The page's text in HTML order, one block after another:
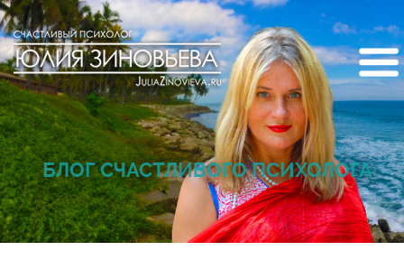
БЛОГ СЧАСТЛИВОГО ПСИХОЛОГА